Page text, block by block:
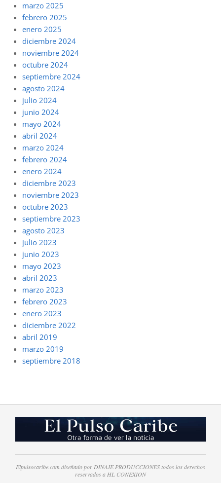
marzo 2025
febrero 2025
enero 2025
diciembre 2024
noviembre 2024
octubre 2024
septiembre 2024
agosto 2024
julio 2024
junio 2024
mayo 2024
abril 2024
marzo 2024
febrero 2024
enero 2024
diciembre 2023
noviembre 2023
octubre 2023
septiembre 2023
agosto 2023
julio 2023
junio 2023
mayo 2023
abril 2023
marzo 2023
febrero 2023
enero 2023
diciembre 2022
abril 2019
marzo 2019
septiembre 2018
Elpulsocaribe.com diseñado por DINAJE PRODUCCIONES todos los derechos
reservados a HL CONEXION